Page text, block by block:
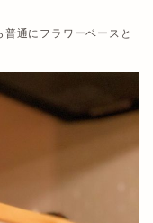
通にフラワーベースと